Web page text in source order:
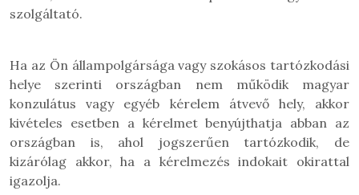
szolgáltató.
Ha az Ön állampolgársága vagy szokásos tartózkodási
helye szerinti országban nem működik magyar
konzulátus vagy egyéb kérelem átvevő hely, akkor
kivételes esetben a kérelmet benyújthatja abban az
országban is, ahol jogszerűen tartózkodik, de
kizárólag akkor, ha a kérelmezés indokait okirattal
igazolja.